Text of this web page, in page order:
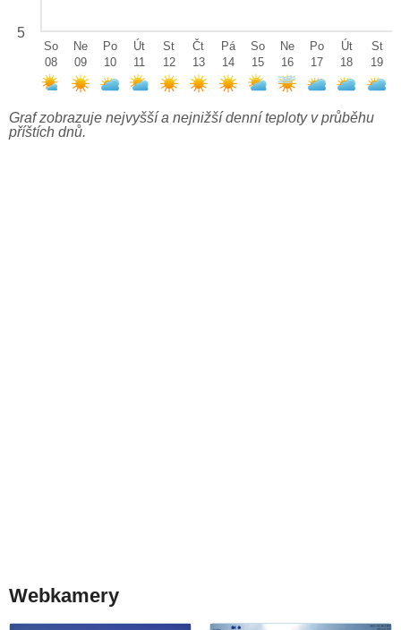
5
So
08
Ne
09
Po
10
Út
11
St
12
Čt
13
Pá
14
So
15
Ne
16
Po
17
Út
18
St
19
Graf zobrazuje nejvyšší a nejnižší denní teploty v průběhu
příštích dnů.
Webkamery